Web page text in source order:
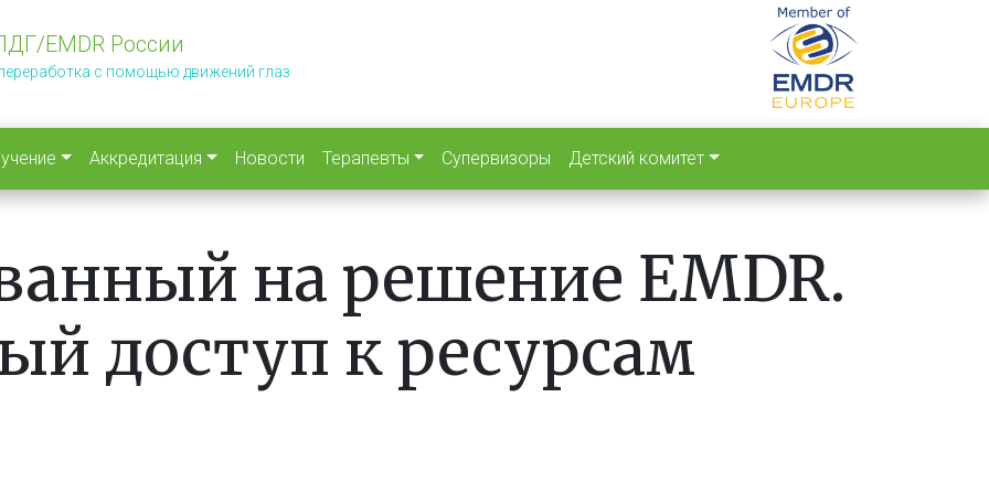
EMDR России
с помощью движений глаз
Аккредитация Новости Терапевты Супервизоры Детский комитет
на решение EMDR.
доступ к ресурсам